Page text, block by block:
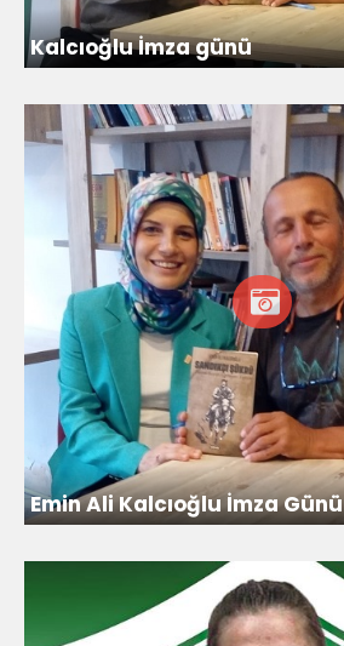
Kalcıoğlu İmza günü
Emin Ali Kalcıoğlu İmza Günü